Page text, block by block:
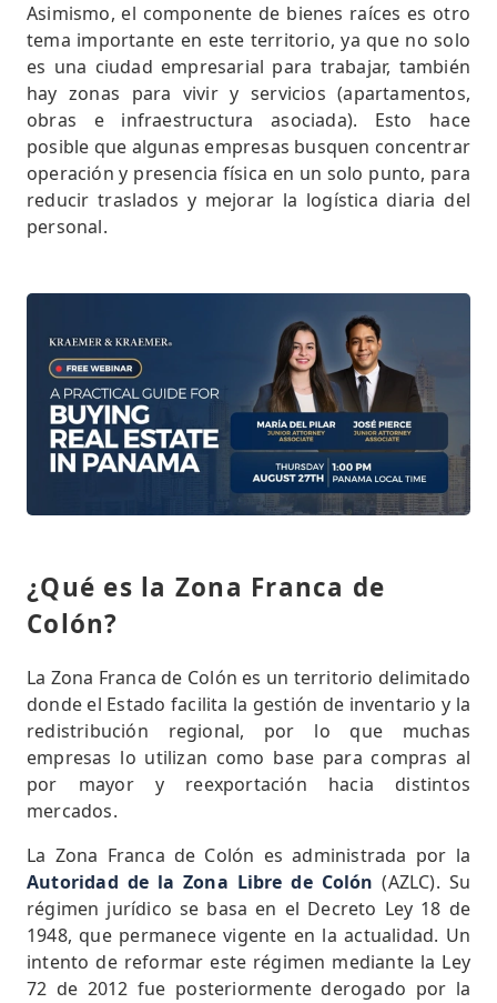
Asimismo, el componente de bienes raíces es otro
tema importante en este territorio, ya que no solo
es una ciudad empresarial para trabajar, también
hay zonas para vivir y servicios (apartamentos,
obras e infraestructura asociada). Esto hace
posible que algunas empresas busquen concentrar
operación y presencia física en un solo punto, para
reducir traslados y mejorar la logística diaria del
personal.
¿Qué es la Zona Franca de
Colón?
La Zona Franca de Colón es un territorio delimitado
donde el Estado facilita la gestión de inventario y la
redistribución regional, por lo que muchas
empresas lo utilizan como base para compras al
por mayor y reexportación hacia distintos
mercados.
La Zona Franca de Colón es administrada por la
Autoridad de la Zona Libre de Colón (AZLC). Su
régimen jurídico se basa en el Decreto Ley 18 de
1948, que permanece vigente en la actualidad. Un
intento de reformar este régimen mediante la Ley
72 de 2012 fue posteriormente derogado por la